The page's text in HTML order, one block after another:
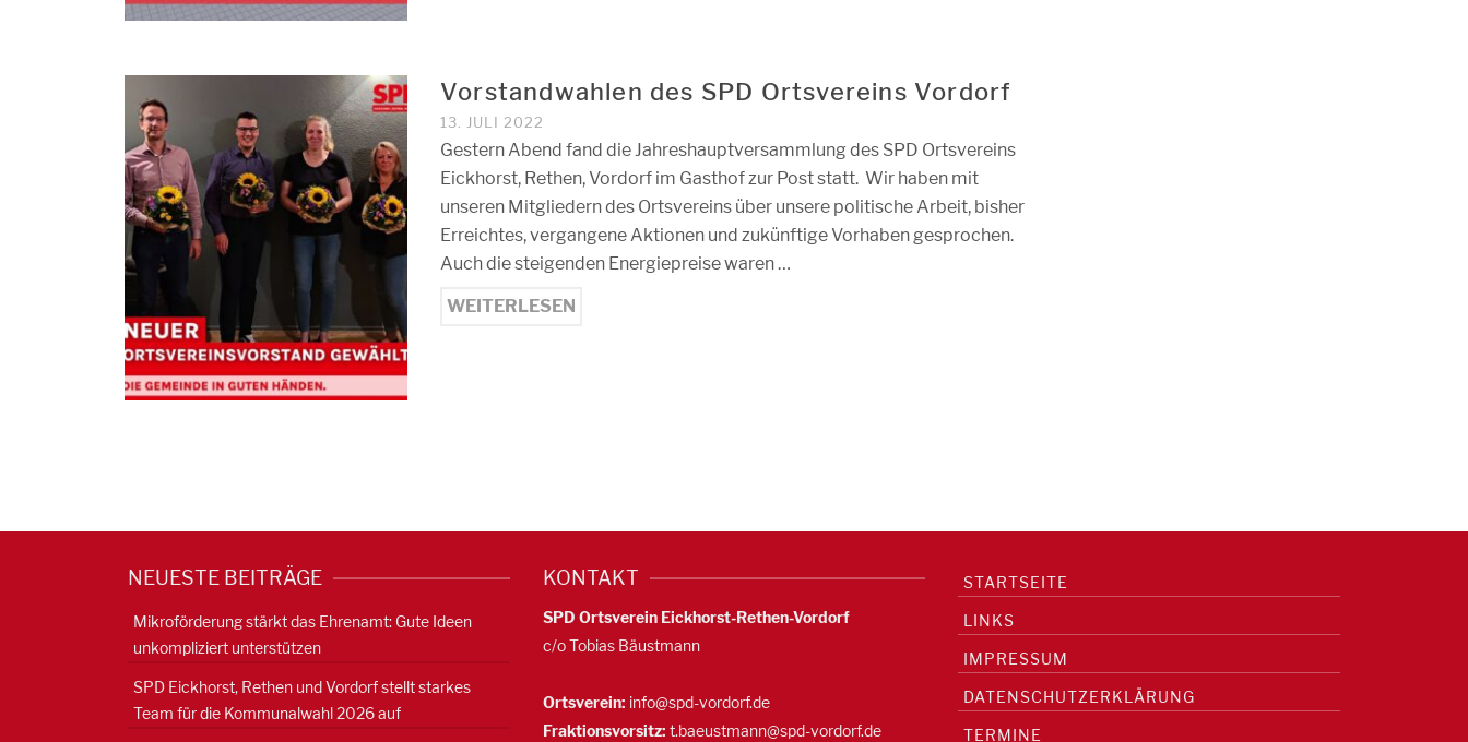
Vorstandwahlen des SPD Ortsvereins Vordorf
13. JULI 2022
Gestern Abend fand die Jahreshauptversammlung des SPD Ortsvereins
Eickhorst, Rethen, Vordorf im Gasthof zur Post statt. Wir haben mit
unseren Mitgliedern des Ortsvereins über unsere politische Arbeit, bisher
Erreichtes, vergangene Aktionen und zukünftige Vorhaben gesprochen.
Auch die steigenden Energiepreise waren …
WEITERLESEN
NEUESTE BEITRÄGE
Mikroförderung stärkt das Ehrenamt: Gute Ideen
unkompliziert unterstützen
SPD Eickhorst, Rethen und Vordorf stellt starkes
Team für die Kommunalwahl 2026 auf
KONTAKT
SPD Ortsverein Eickhorst-Rethen-Vordorf
c/o Tobias Bäustmann
Ortsverein: info@spd-vordorf.de
Fraktionsvorsitz: t.baeustmann@spd-vordorf.de
STARTSEITE
LINKS
IMPRESSUM
DATENSCHUTZERKLÄRUNG
TERMINE